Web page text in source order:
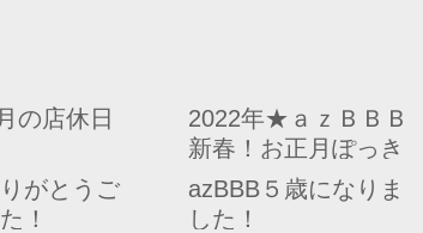
の店休日
2022年★ａｚＢＢＢ
新春！お正月ぽっき
りキャンペーン★
がとうご
！
azBBB５歳になりま
した！